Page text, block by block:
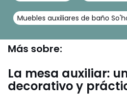
Muebles auxiliares de baño
Más sobre:
La mesa auxiliar:
decorativo y